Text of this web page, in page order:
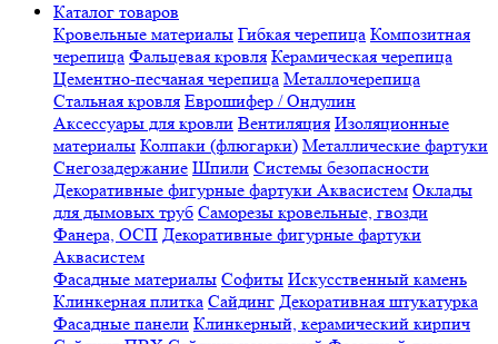
Каталог товаров
Кровельные материалы Гибкая черепица Композитная
черепица Фальцевая кровля Керамическая черепица
Цементно-песчаная черепица Металлочерепица
Стальная кровля Еврошифер / Ондулин
Аксессуары для кровли Вентиляция Изоляционные
материалы Колпаки (флюгарки) Металлические фартуки
Снегозадержание Шпили Системы безопасности
Декоративные фигурные фартуки Аквасистем Оклады
для дымовых труб Саморезы кровельные, гвозди
Фанера, ОСП Декоративные фигурные фартуки
Аквасистем
Фасадные материалы Софиты Искусственный камень
Клинкерная плитка Сайдинг Декоративная штукатурка
Фасадные панели Клинкерный, керамический кирпич